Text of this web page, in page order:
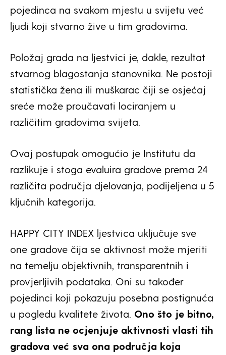
pojedinca na svakom mjestu u svijetu već
ljudi koji stvarno žive u tim gradovima.
Položaj grada na ljestvici je, dakle, rezultat
stvarnog blagostanja stanovnika. Ne postoji
statistička žena ili muškarac čiji se osjećaj
sreće može proučavati lociranjem u
različitim gradovima svijeta.
Ovaj postupak omogućio je Institutu da
razlikuje i stoga evaluira gradove prema 24
različita područja djelovanja, podijeljena u 5
ključnih kategorija.
HAPPY CITY INDEX ljestvica uključuje sve
one gradove čija se aktivnost može mjeriti
na temelju objektivnih, transparentnih i
provjerljivih podataka. Oni su također
pojedinci koji pokazuju posebna postignuća
u pogledu kvalitete života. Ono što je bitno,
rang lista ne ocjenjuje aktivnosti vlasti tih
gradova već sva ona područja koja